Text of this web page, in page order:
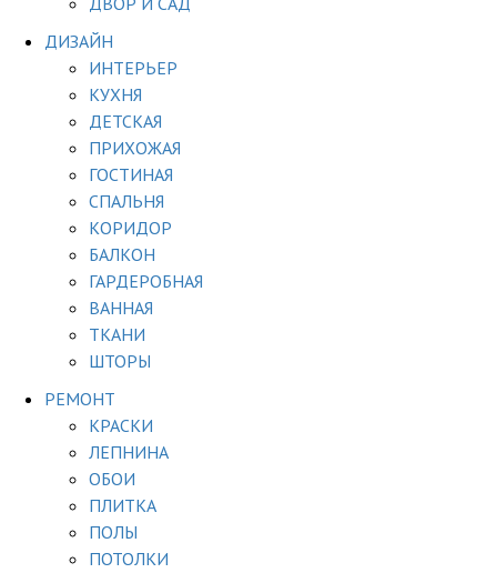
ДИЗАЙН
ИНТЕРЬЕР
КУХНЯ
ДЕТСКАЯ
ПРИХОЖАЯ
ГОСТИНАЯ
СПАЛЬНЯ
КОРИДОР
БАЛКОН
ГАРДЕРОБНАЯ
ВАННАЯ
ТКАНИ
ШТОРЫ
РЕМОНТ
КРАСКИ
ЛЕПНИНА
ОБОИ
ПЛИТКА
ПОЛЫ
ПОТОЛКИ